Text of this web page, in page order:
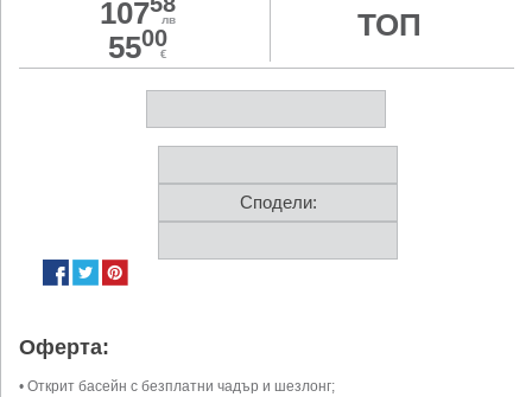
107 лв
5500
€
ТОП
Сподели:
Оферта:
• Открит басейн с безплатни чадър и шезлонг;